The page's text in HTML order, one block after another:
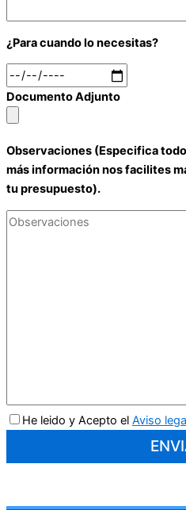
¿Para cuando lo necesitas?
Documento Adjunto
Observaciones (Especifica
más información nos facilites
tu presupuesto).
He leido y Acepto el Aviso